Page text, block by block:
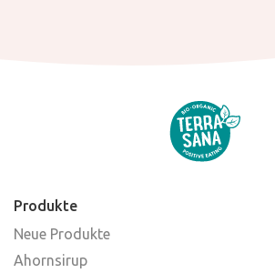
Produkte
Neue Produkte
Ahornsirup